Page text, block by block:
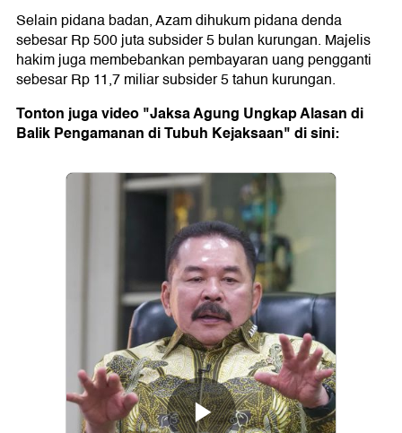
Selain pidana badan, Azam dihukum pidana denda
sebesar Rp 500 juta subsider 5 bulan kurungan. Majelis
hakim juga membebankan pembayaran uang pengganti
sebesar Rp 11,7 miliar subsider 5 tahun kurungan.
Tonton juga video "Jaksa Agung Ungkap Alasan di
Balik Pengamanan di Tubuh Kejaksaan" di sini: